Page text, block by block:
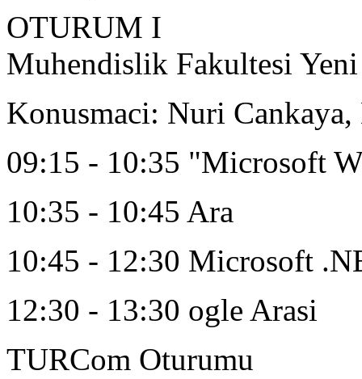
OTURUM I
Muhendislik Fakultesi
Konusmaci: Nuri
09:15 - 10:35 "Microsoft
10:35 - 10:45 Ara
10:45 - 12:30 Microsoft
12:30 - 13:30 ogle Arasi
TURCom Oturumu